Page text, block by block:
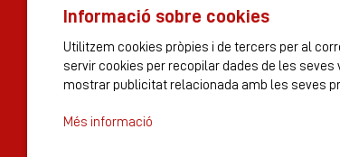
© Tres per 3 S.A 2023
Rambla dels Estudis, 115
suport@teatrepoliorama.com
Informació sobre cookies
Utilitzem cookies pròpies i de tercers per al
servir cookies per recopilar dades de les
mostrar publicitat relacionada amb les seves
Més informació